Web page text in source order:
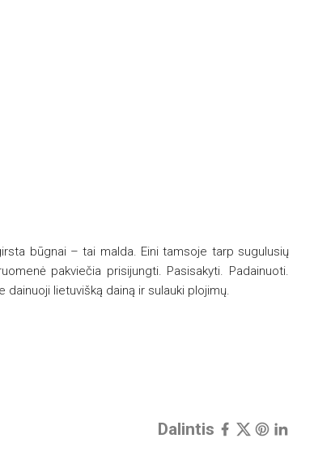
būgnai – tai malda. Eini tamsoje tarp sugulusių
pakviečia prisijungti. Pasisakyti. Padainuoti.
dainuoji lietuvišką dainą ir sulauki plojimų.
Dalintis